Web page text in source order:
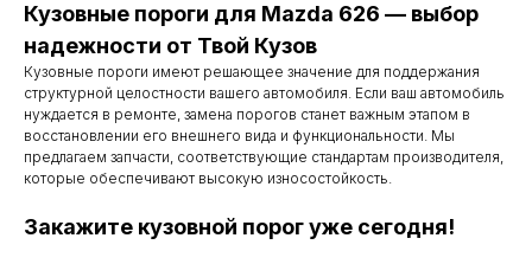
Кузовные пороги для Mazda 626 — выбор
надежности от Твой Кузов
Кузовные пороги имеют решающее значение для поддержания
структурной целостности вашего автомобиля. Если ваш автомобиль
нуждается в ремонте, замена порогов станет важным этапом в
восстановлении его внешнего вида и функциональности. Мы
предлагаем запчасти, соответствующие стандартам производителя,
которые обеспечивают высокую износостойкость.
Закажите кузовной порог уже сегодня!
Контакты
Мы работаем
с понедельника
по субботу с 9.00
до 20.00